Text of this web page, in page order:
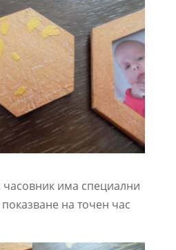
часовник има специални
на точен час